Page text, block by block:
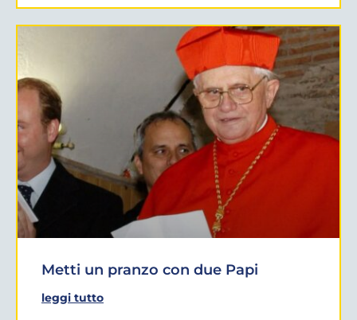
Metti un pranzo con due Papi
leggi tutto